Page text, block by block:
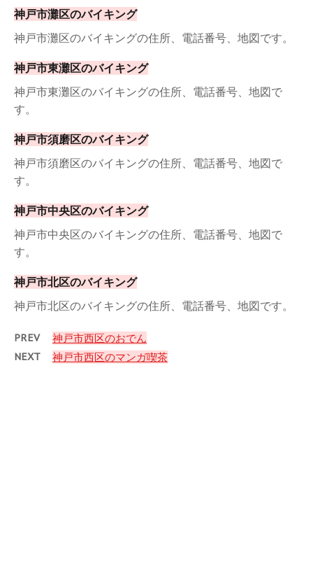
神戸市灘区のバイキング
神戸市灘区のバイキングの住所、電話番号、地図です。
神戸市東灘区のバイキング
神戸市東灘区のバイキングの住所、電話番号、地図で
す。
神戸市須磨区のバイキング
神戸市須磨区のバイキングの住所、電話番号、地図で
す。
神戸市中央区のバイキング
神戸市中央区のバイキングの住所、電話番号、地図で
す。
神戸市北区のバイキング
神戸市北区のバイキングの住所、電話番号、地図です。
PREV 神戸市西区のおでん
NEXT 神戸市西区のマンガ喫茶